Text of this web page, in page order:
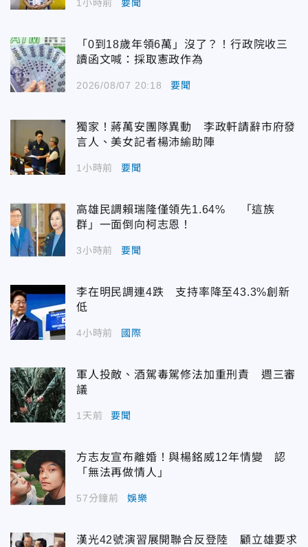
1小時前 要聞
「0到18歲年領6萬」沒了？！行政院收三
讀函文喊：採取憲政作為
2026/08/07 20:18 要聞
獨家！蔣萬安團隊異動 李政軒請辭市府發
言人、美女記者楊沛緰助陣
1小時前 要聞
高雄民調賴瑞隆僅領先1.64% 「這族
群」一面倒向柯志恩！
3小時前 要聞
李在明民調連4跌 支持率降至43.3%創新
低
4小時前 國際
軍人投敵、酒駕毒駕修法加重刑責 週三審
議
1天前 要聞
方志友宣布離婚！與楊銘威12年情變 認
「無法再做情人」
57分鐘前 娛樂
漢光42號演習展開聯合反登陸 顧立雄要求